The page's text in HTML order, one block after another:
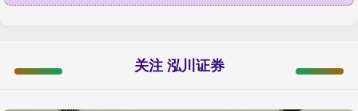
关注 泓川证券